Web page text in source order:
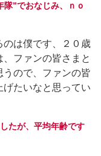
”でおなじみ、ｎｏ
は僕です、２０歳
ファンの皆さまと
ので、ファンの皆
げたいなと思ってい
たが、平均年齢です